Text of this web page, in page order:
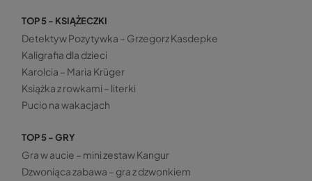
TOP 5 - KSIĄŻECZKI
Detektyw Pozytywka – Grzegorz Kasdepke
Kaligrafia dla dzieci
Karolcia – Maria Krüger
Książka z rowkami – literki
Pucio na wakacjach
TOP 5 - GRY
Gra w aucie – mini zestaw Kangur
Dzwoniąca zabawa – gra z dzwonkiem